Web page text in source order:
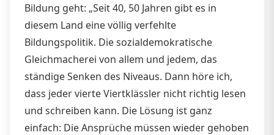
Bildung geht: „Seit 40, 50 Jahren gibt es in
diesem Land eine völlig verfehlte
Bildungspolitik. Die sozialdemokratische
Gleichmacherei von allem und jedem, das
ständige Senken des Niveaus. Dann höre ich,
dass jeder vierte Viertklässler nicht richtig lesen
und schreiben kann. Die Lösung ist ganz
einfach: Die Ansprüche müssen wieder gehoben